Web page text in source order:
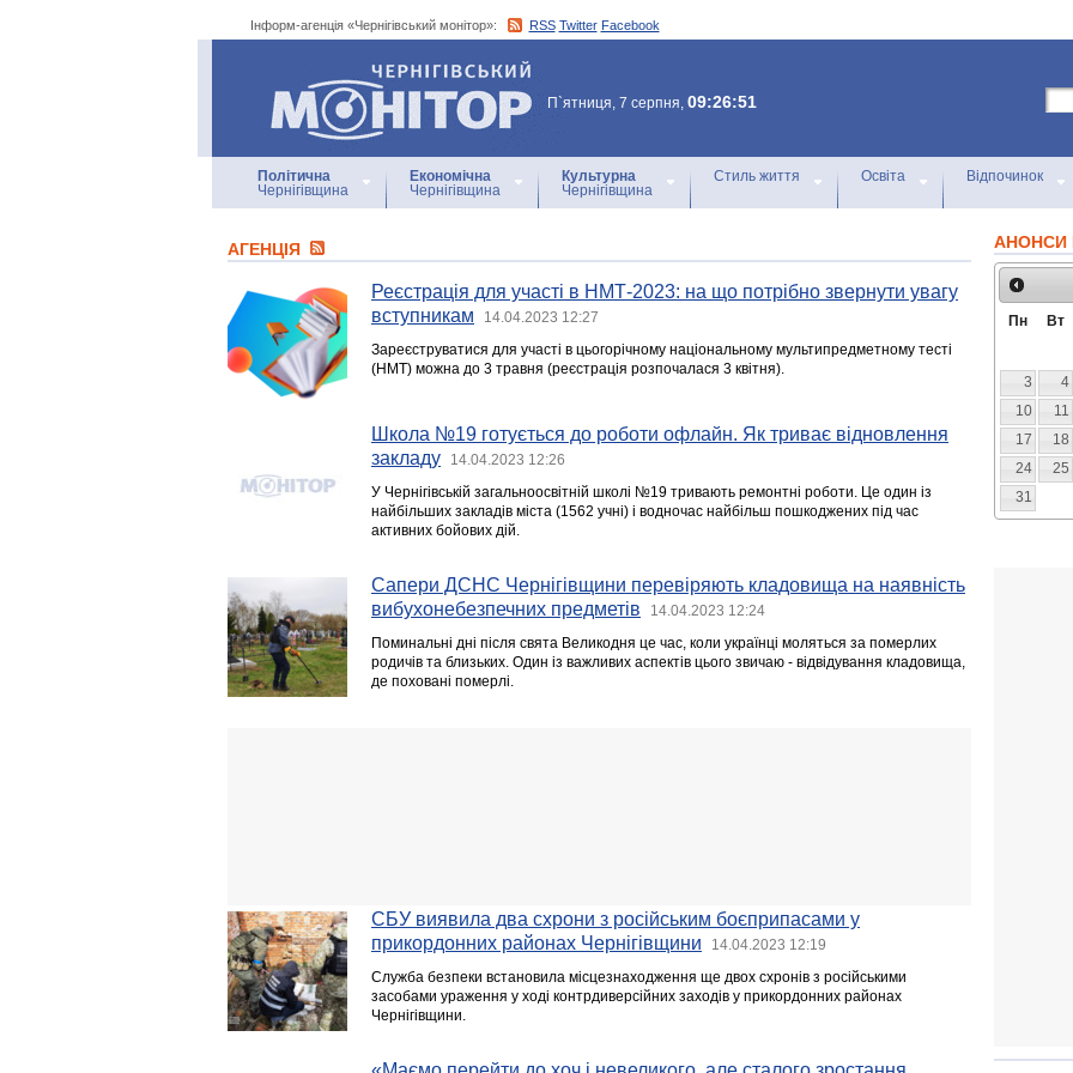
Інформ-агенція «Чернігівський монітор»: RSS Twitter Facebook
Інформ-агенція
«Чернігівський монітор»
П`ятниця, 7 серпня, 09:26:51
Політична
Чернігівщина
Економічна
Чернігівщина
Культурна
Чернігівщина
Стиль життя Освіта Відпочинок
АГЕНЦIЯ
Реєстрація для участі в НМТ-2023: на що потрібно звернути увагу
вступникам
14.04.2023 12:27
Зареєструватися для участі в цьогорічному національному мультипредметному тесті
(НМТ) можна до 3 травня (реєстрація розпочалася 3 квітня).
Школа №19 готується до роботи офлайн. Як триває відновлення
закладу
14.04.2023 12:26
У Чернігівській загальноосвітній школі №19 тривають ремонтні роботи. Це один із
найбільших закладів міста (1562 учні) і водночас найбільш пошкоджених під час
активних бойових дій.
Сапери ДСНС Чернігівщини перевіряють кладовища на наявність
вибухонебезпечних предметів
14.04.2023 12:24
Поминальні дні після свята Великодня це час, коли українці моляться за померлих
родичів та близьких. Один із важливих аспектів цього звичаю - відвідування кладовища,
де поховані померлі.
СБУ виявила два схрони з російським боєприпасами у
прикордонних районах Чернігівщини
14.04.2023 12:19
Служба безпеки встановила місцезнаходження ще двох схронів з російськими
засобами ураження у ході контрдиверсійних заходів у прикордонних районах
Чернігівщини.
АНОНСИ
Пн Вт
3
4
10
11
17
18
24
25
31